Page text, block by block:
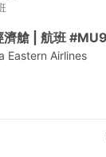
濟艙 | 航班
Eastern Airlines